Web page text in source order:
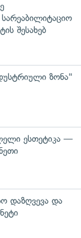
შესახებ
ზონა"
ესთეტიკა —
დაზღვევა და